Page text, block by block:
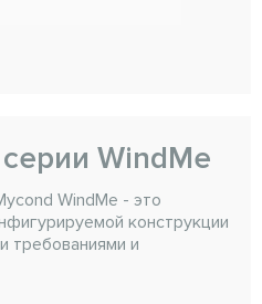
WindMe
WindMe - это
конструкции
требованиями и